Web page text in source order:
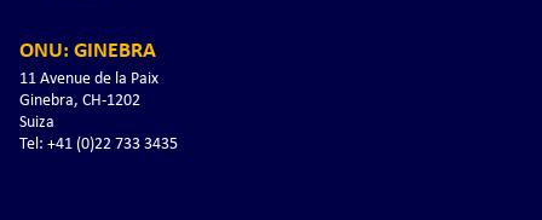
ONU: GINEBRA
11 Avenue de la Paix
Ginebra, CH-1202
Suiza
Tel: +41 (0)22 733 3435